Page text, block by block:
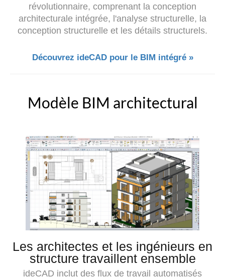
révolutionnaire, comprenant la conception
architecturale intégrée, l'analyse structurelle, la
conception structurelle et les détails structurels.
Découvrez ideCAD pour le BIM intégré »
Modèle BIM architectural
Les architectes et les ingénieurs en
structure travaillent ensemble
ideCAD inclut des flux de travail automatisés